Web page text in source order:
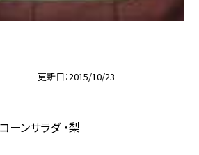
更新日 2015/10/23
ーンサラダ ・梨